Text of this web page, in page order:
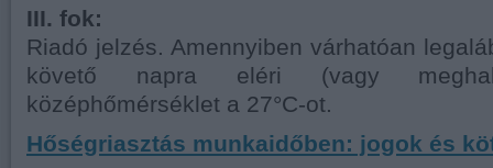
III. fok:
Riadó jelzés. Amennyiben várhatóan
követő napra eléri (vagy
középhőmérséklet a 27°C-ot.
Hőségriasztás munkaidőben: jogok és